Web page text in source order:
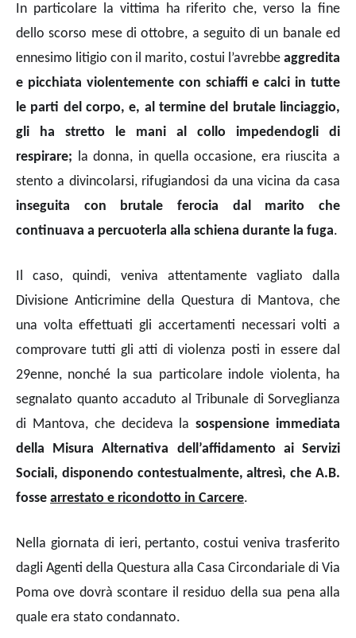
In particolare la vittima ha riferito che, verso la fine
dello scorso mese di ottobre, a seguito di un banale ed
ennesimo litigio con il marito, costui l’avrebbe aggredita
e picchiata violentemente con schiaffi e calci in tutte
le parti del corpo, e, al termine del brutale linciaggio,
gli ha stretto le mani al collo impedendogli di
respirare; la donna, in quella occasione, era riuscita a
stento a divincolarsi, rifugiandosi da una vicina da casa
inseguita con brutale ferocia dal marito che
continuava a percuoterla alla schiena durante la fuga.
Il caso, quindi, veniva attentamente vagliato dalla
Divisione Anticrimine della Questura di Mantova, che
una volta effettuati gli accertamenti necessari volti a
comprovare tutti gli atti di violenza posti in essere dal
29enne, nonché la sua particolare indole violenta, ha
segnalato quanto accaduto al Tribunale di Sorveglianza
di Mantova, che decideva lasospensione immediata
della Misura Alternativa dell’affidamento ai Servizi
Sociali, disponendo contestualmente, altresì, che A.B.
fosse arrestato e ricondotto in Carcere.
Nella giornata di ieri, pertanto, costui veniva trasferito
dagli Agenti della Questura alla Casa Circondariale di Via
Poma ove dovrà scontare il residuo della sua pena alla
quale era stato condannato.